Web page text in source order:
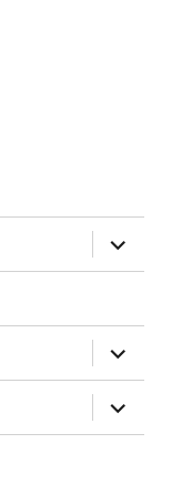
ブ
メ
ー
を
展
開
ブ
メ
ニ
ュ
ー
ブ
メ